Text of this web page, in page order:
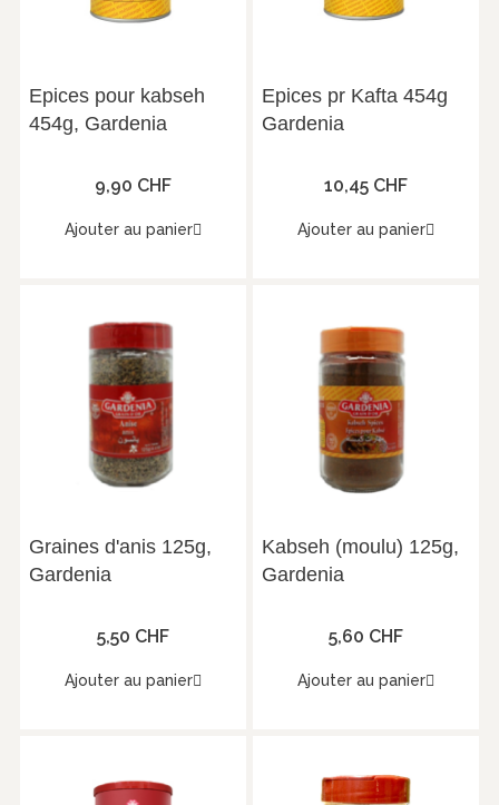
Epices pour kabseh
454g, Gardenia
9,90 CHF
Ajouter au panier
Epices pr Kafta 454g
Gardenia
10,45 CHF
Ajouter au panier
Graines d'anis 125g,
Gardenia
5,50 CHF
Ajouter au panier
Kabseh (moulu) 125g,
Gardenia
5,60 CHF
Ajouter au panier